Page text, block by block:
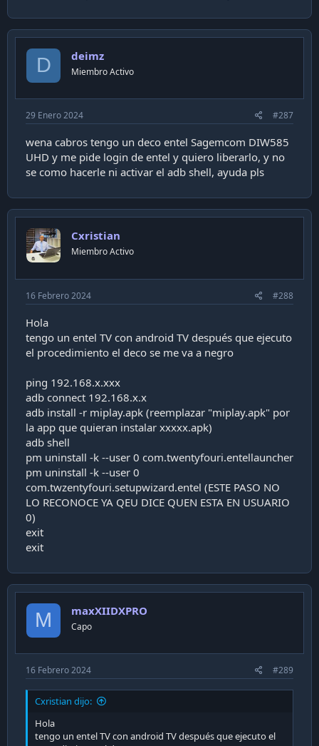
adb connect 192.168.x.x
adb install -r miplay.apk (reemplazar "miplay.apk" por la
adb shell
pm uninstall -k --user 0 com.twentyfouri.entellauncher
pm uninstall -k --user 0 com.twzentyfouri.setupwizard.entel
exit
exit
D deimz
Miembro Activo
29 Enero 2024 #287
wena cabros tengo un deco entel Sagemcom DIW585
UHD y me pide login de entel y quiero liberarlo, y no
se como hacerle ni activar el adb shell, ayuda pls
Cxristian
Miembro Activo
16 Febrero 2024 #288
Hola
tengo un entel TV con android TV después que ejecuto
el procedimiento el deco se me va a negro
ping 192.168.x.xxx
adb connect 192.168.x.x
adb install -r miplay.apk (reemplazar "miplay.apk" por
la app que quieran instalar xxxxx.apk)
adb shell
pm uninstall -k --user 0 com.twentyfouri.entellauncher
pm uninstall -k --user 0
com.twzentyfouri.setupwizard.entel (ESTE PASO NO
LO RECONOCE YA QEU DICE QUEN ESTA EN USUARIO
0)
exit
exit
M maxXIIDXPRO
Capo
16 Febrero 2024 #289
Cxristian dijo:
Hola
tengo un entel TV con android TV después que ejecuto el